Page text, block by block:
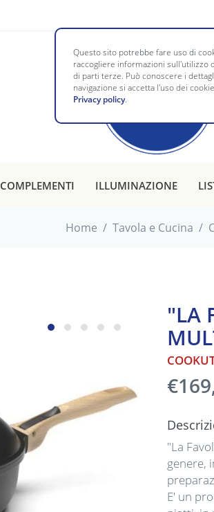
COMPLEMENTI ILLUMINAZIONE
Home / Tavola e Cucina /
"LA
"La
genere,
E' un
Questo sito potrebbe fare uso di
raccogliere informazioni sull'utilizzo
di parti terze. Può conoscere i
navigazione si accetta l'uso dei
Privacy policy.